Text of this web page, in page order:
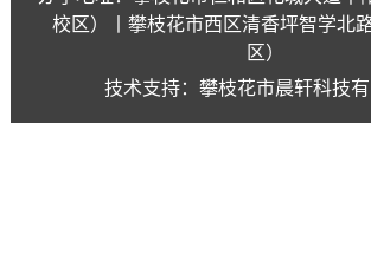
校区）丨攀枝花市西区清香坪智学北
区）
技术支持：攀枝花市晨轩科技